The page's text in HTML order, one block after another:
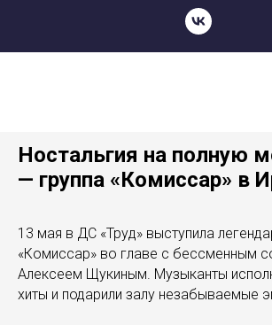
Ностальгия на полную
— группа «Комиссар» в
13 мая в ДС «Труд» выступила
«Комиссар» во главе с бессменным
Алексеем Щукиным. Музыканты
хиты и подарили залу незабываемые